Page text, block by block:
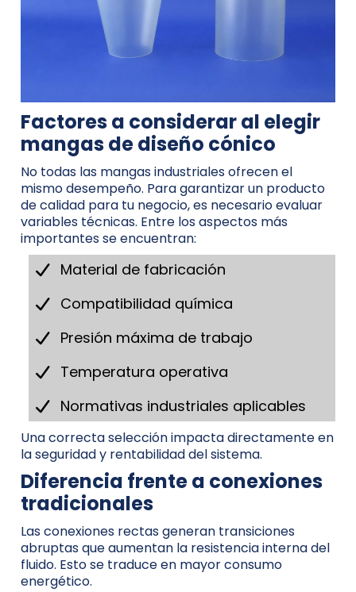
Factores a considerar al elegir
mangas de diseño cónico
No todas las mangas industriales ofrecen el
mismo desempeño. Para garantizar un producto
de calidad para tu negocio, es necesario evaluar
variables técnicas. Entre los aspectos más
importantes se encuentran:
Material de fabricación
Compatibilidad química
Presión máxima de trabajo
Temperatura operativa
Normativas industriales aplicables
Una correcta selección impacta directamente en
la seguridad y rentabilidad del sistema.
Diferencia frente a conexiones
tradicionales
Las conexiones rectas generan transiciones
abruptas que aumentan la resistencia interna del
fluido. Esto se traduce en mayor consumo
energético.